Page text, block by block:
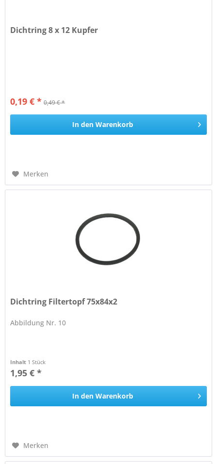
Dichtring 8 x 12 Kupfer
0,19 € * 0,49 € *
In den Warenkorb
Merken
Dichtring Filtertopf 75x84x2
Abbildung Nr. 10
Inhalt 1 Stück
1,95 € *
In den Warenkorb
Merken